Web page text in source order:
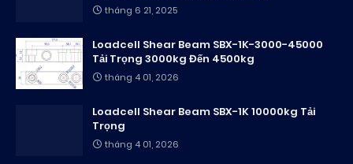
tháng 6 21, 2025
Loadcell Shear Beam SBX-1K-3000-45000
Tải Trọng 3000kg Đến 4500kg
tháng 4 01, 2026
Loadcell Shear Beam SBX-1K 10000kg Tải
Trọng
tháng 4 01, 2026